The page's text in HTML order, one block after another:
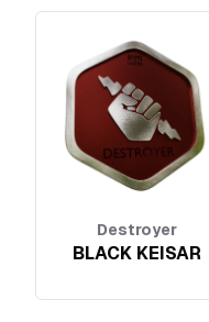
Destroyer
BLACK KEISAR